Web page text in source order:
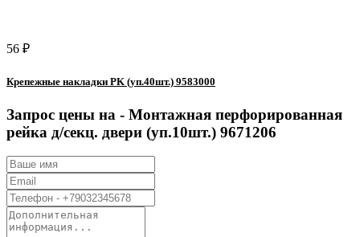
56 ₽
Крепежные накладки PK (уп.40шт.) 9583000
Запрос цены на - Монтажная перфорированная
рейка д/секц. двери (уп.10шт.) 9671206